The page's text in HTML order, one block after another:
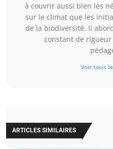
à couvrir aussi bien les
sur le climat que les
de la biodiversité. Il
constant de
Voir tous
ARTICLES SIMILAIRES